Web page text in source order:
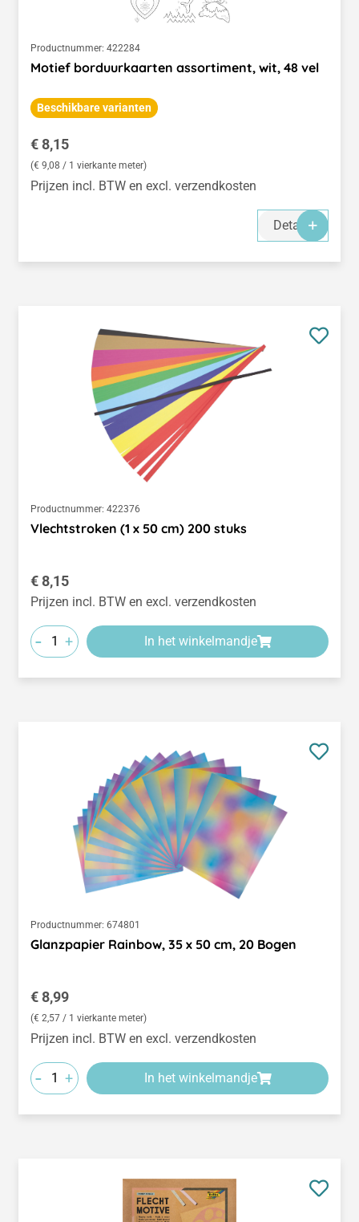
Productnummer: 422284
Motief borduurkaarten assortiment, wit, 48 vel
Beschikbare varianten
Normale prijs:
€ 8,15
(€ 9,08 / 1 vierkante meter)
Prijzen incl. BTW en excl. verzendkosten
Details
Productnummer: 422376
Vlechtstroken (1 x 50 cm) 200 stuks
Normale prijs:
€ 8,15
Prijzen incl. BTW en excl. verzendkosten
- + In het winkelmandje
Productnummer: 674801
Glanzpapier Rainbow, 35 x 50 cm, 20 Bogen
Normale prijs:
€ 8,99
(€ 2,57 / 1 vierkante meter)
Prijzen incl. BTW en excl. verzendkosten
- + In het winkelmandje